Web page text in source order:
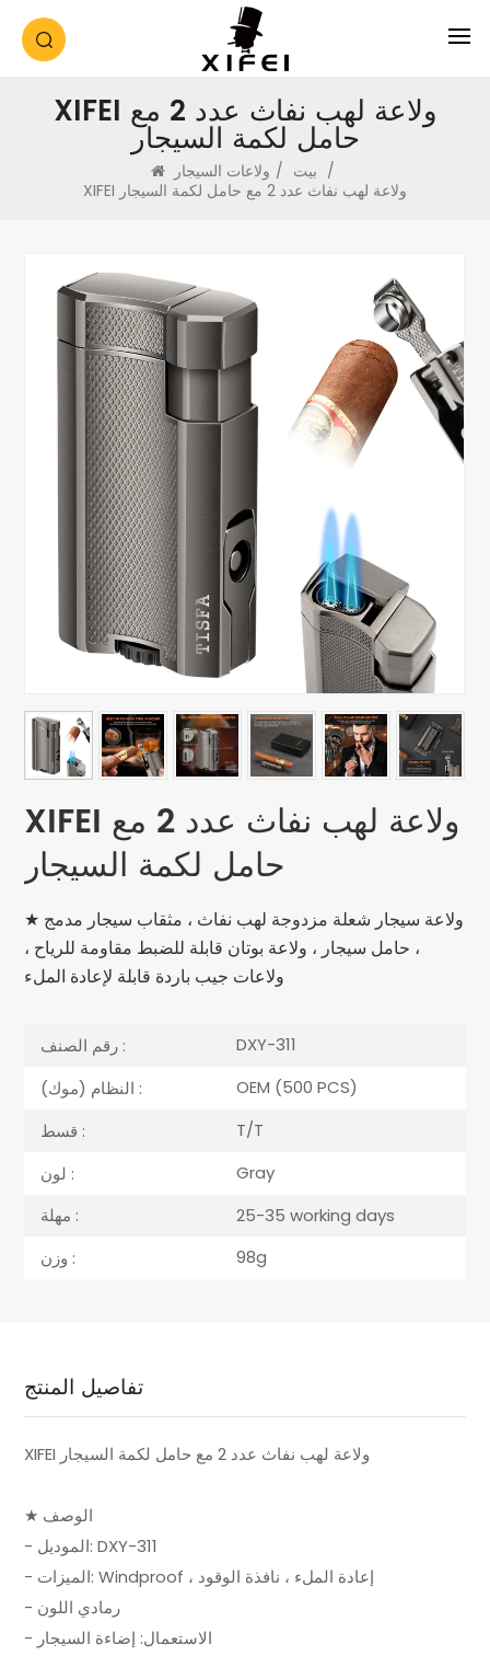
XIFEI ولاعة لهب نفاث عدد 2 مع
حامل لكمة السيجار
بيت / ولاعات السيجار
/
XIFEI ولاعة لهب نفاث عدد 2 مع حامل لكمة السيجار
XIFEI ولاعة لهب نفاث عدد 2 مع
حامل لكمة السيجار
★ ولاعة سيجار شعلة مزدوجة لهب نفاث ، مثقاب سيجار مدمج
، حامل سيجار ، ولاعة بوتان قابلة للضبط مقاومة للرياح ،
ولاعات جيب باردة قابلة لإعادة الملء
رقم الصنف :
DXY-311
النظام (موك) :
OEM (500 PCS)
قسط :
T/T
لون :
Gray
مهلة :
25-35 working days
وزن :
98g
تفاصيل المنتج
XIFEI ولاعة لهب نفاث عدد 2 مع حامل لكمة السيجار
★ الوصف
- الموديل: DXY-311
- الميزات: Windproof ، إعادة الملء ، نافذة الوقود
- رمادي اللون
- الاستعمال: إضاءة السيجار